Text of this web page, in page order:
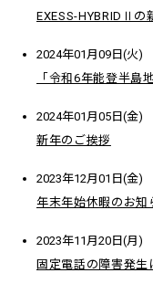
EXESS-HYBRIDⅡの
2024年01月09日(火)
「令和6年能登半島
2024年01月05日(金)
新年のご挨拶
2023年12月01日(金)
年末年始休暇のお知
2023年11月20日(月)
固定電話の障害発生